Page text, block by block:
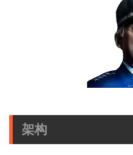
架构